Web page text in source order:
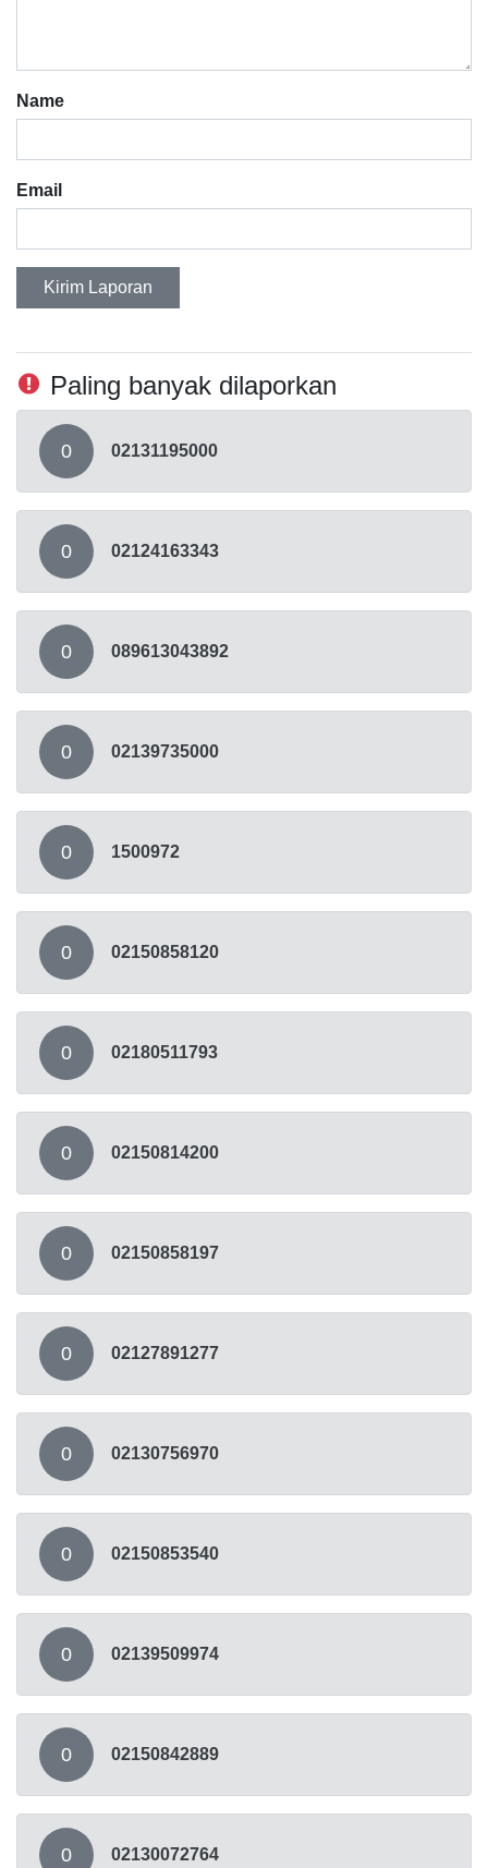
Name
Email
Kirim Laporan
Paling banyak dilaporkan
0 02131195000
0 02124163343
0 089613043892
0 02139735000
0 1500972
0 02150858120
0 02180511793
0 02150814200
0 02150858197
0 02127891277
0 02130756970
0 02150853540
0 02139509974
0 02150842889
0 02130072764